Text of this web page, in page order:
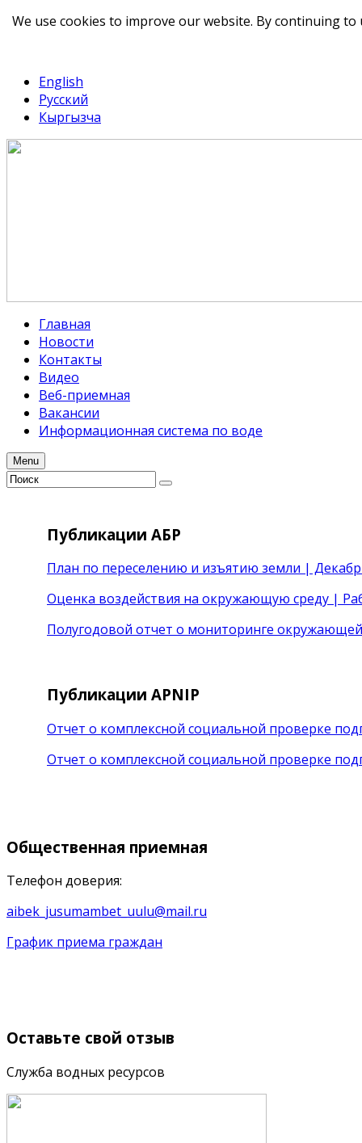
English
Русский
Кыргызча
Главная
Новости
Контакты
Видео
Веб-приемная
Вакансии
Информационная система по воде
Menu
Публикации АБР
План по переселению и изъятию земли |
Оценка воздействия на окружающую среду |
Полугодовой отчет о мониторинге
Публикации APNIP
Отчет о комплексной социальной проверке
Отчет о комплексной социальной проверке
Общественная приемная
Телефон доверия:
aibek_jusumambet_uulu@mail.ru
График приема граждан
Оставьте свой отзыв
Служба водных ресурсов
We use cookies to improve our website. By continuing